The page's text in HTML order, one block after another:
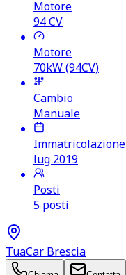
Motore
94CV
Motore
70kW (94CV)
Cambio
Manuale
Immatricolazione
lug 2019
Posti
5 posti
TuaCar Brescia